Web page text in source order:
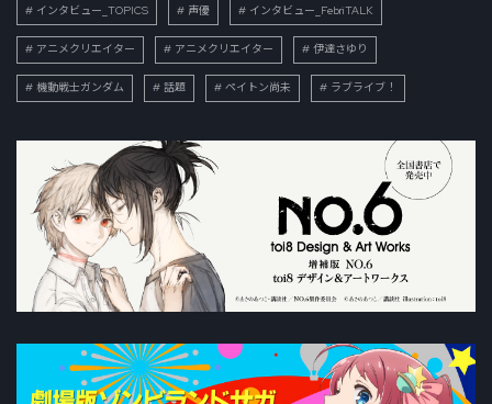
インタビュー_TOPICS 声優 インタビュー_FebriTALK
アニメクリエイター アニメクリエイター 伊達さゆり
機動戦士ガンダム 話題 ペイトン尚未 ラブライブ！